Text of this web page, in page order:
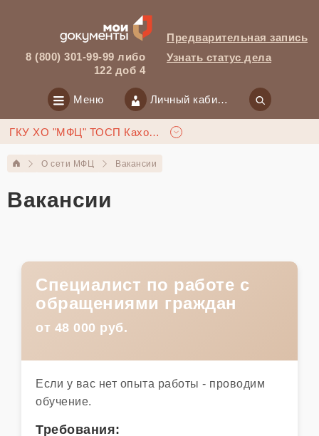
8 (800) 301-99-99 либо
122 доб 4
Предварительная запись
Узнать статус дела
Меню Личный кабинет
ГКУ ХО "МФЦ" ТОСП Каховка
О сети МФЦ Вакансии
Вакансии
Специалист по работе с
обращениями граждан
от 48 000 руб.
Если у вас нет опыта работы - проводим
обучение.
Требования: